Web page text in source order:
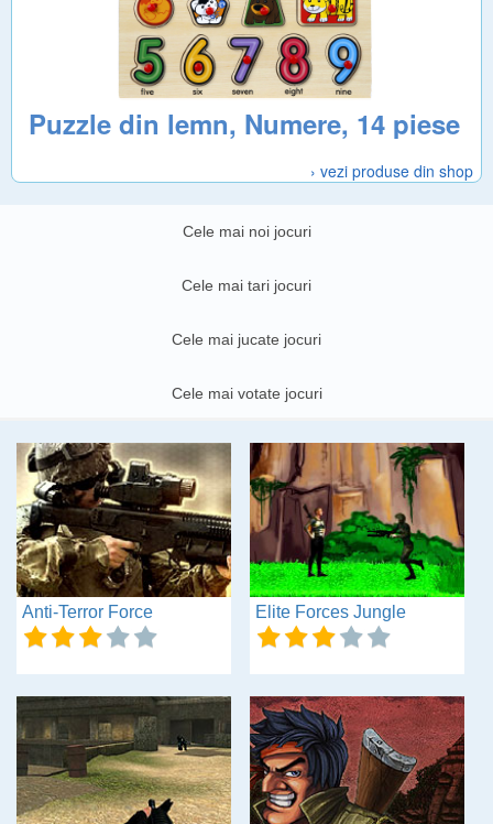
Puzzle din lemn, Numere, 14 piese
› vezi produse din shop
Cele mai noi jocuri
Cele mai tari jocuri
Cele mai jucate jocuri
Cele mai votate jocuri
Anti-Terror Force Elite Forces Jungle